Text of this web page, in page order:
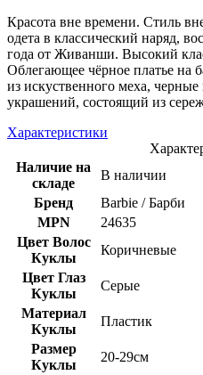
Красота вне времени. Стиль
одета в классический наряд,
года от Живанши. Высокий
Облегающее чёрное платье на
из искуственного меха,
украшений, состоящий из
Характеристики
Наличие на
складе
В наличии
Бренд
Barbie / Барби
MPN
24635
Цвет Волос
Куклы
Коричневые
Цвет Глаз
Куклы
Серые
Материал
Куклы
Пластик
Размер
Куклы
20-29см